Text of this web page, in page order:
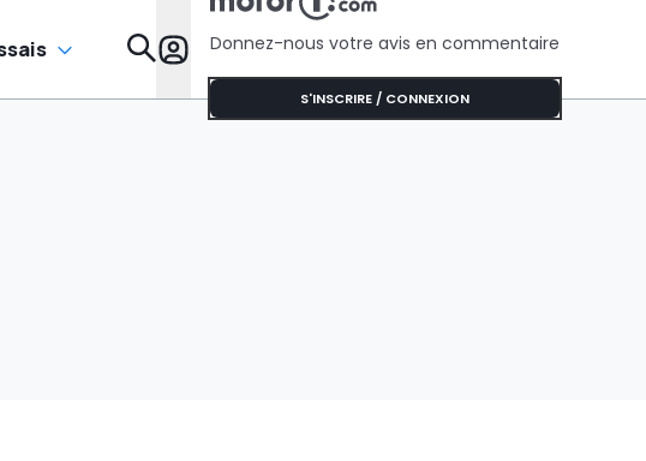
Donnez-nous votre avis en commentaire
S'INSCRIRE / CONNEXION